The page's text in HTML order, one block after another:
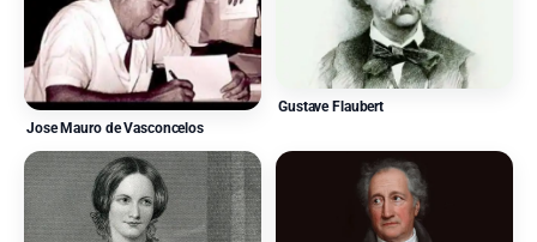
Jose Mauro de Vasconcelos
Gustave Flaubert